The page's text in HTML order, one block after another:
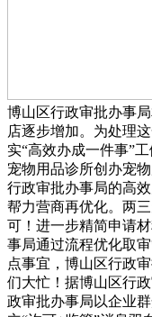
博山区行政审批办事
店逐步增加。为处理
实“高效办成一件事”
宠物用品诊所创办宠
行政审批办事局的高
帮力营商再优化。两
可！进一步精简申请
事局通过流程优化取
点事宜，博山区行政
们大忙！据博山区行
政审批办事局以企业